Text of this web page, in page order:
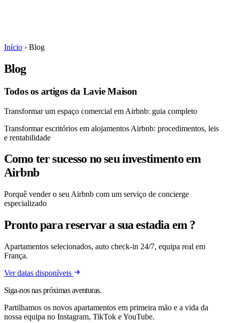
Início › Blog
Blog
Todos os artigos da Lavie Maison
Transformar um espaço comercial em Airbnb: guia completo
Transformar escritórios em alojamentos Airbnb: procedimentos, leis
e rentabilidade
Como ter sucesso no seu investimento em
Airbnb
Porquê vender o seu Airbnb com um serviço de concierge
especializado
Pronto para reservar a sua estadia em ?
Apartamentos selecionados, auto check-in 24/7, equipa real em
França.
Ver datas disponíveis
Siga-nos nas próximas aventuras.
Partilhamos os novos apartamentos em primeira mão e a vida da
nossa equipa no Instagram, TikTok e YouTube.